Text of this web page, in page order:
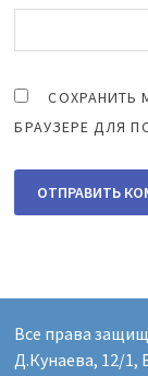
СОХРАНИТЬ
БРАУЗЕРЕ ДЛЯ
Все права
Д.Кунаева, 12/1,